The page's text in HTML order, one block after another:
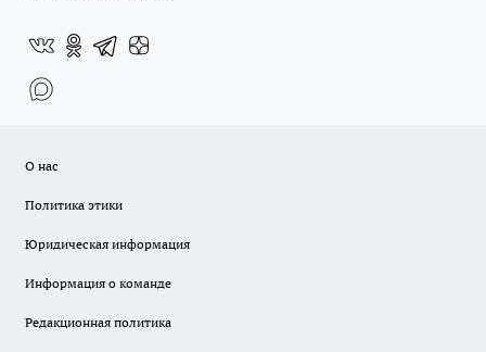
О нас
Политика этики
Юридическая информация
Информация о команде
Редакционная политика